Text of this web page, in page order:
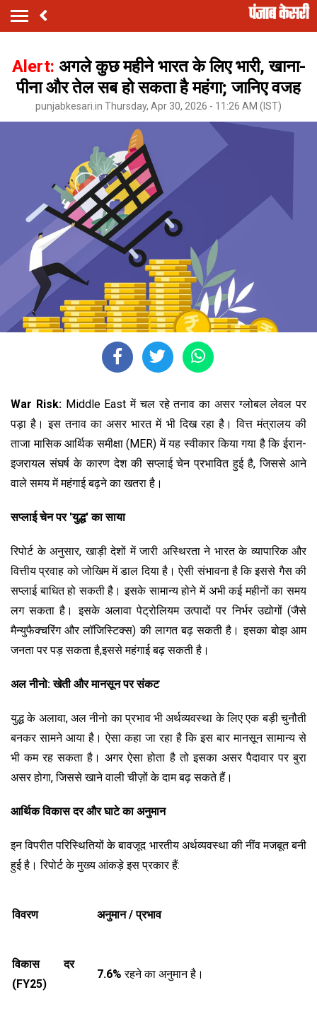
Alert: अगले कुछ महीने भारत के लिए भारी, खाना-
पीना और तेल सब हो सकता है महंगा; जानिए वजह
punjabkesari.in Thursday, Apr 30, 2026 - 11:26 AM (IST)
War Risk: Middle East में चल रहे तनाव का असर ग्लोबल लेवल पर
पड़ा है। इस तनाव का असर भारत में भी दिख रहा है। वित्त मंत्रालय की
ताजा मासिक आर्थिक समीक्षा (MER) में यह स्वीकार किया गया है कि ईरान-
इजरायल संघर्ष के कारण देश की सप्लाई चेन प्रभावित हुई है, जिससे आने
वाले समय में महंगाई बढ़ने का खतरा है।
सप्लाई चेन पर 'युद्ध' का साया
रिपोर्ट के अनुसार, खाड़ी देशों में जारी अस्थिरता ने भारत के व्यापारिक और
वित्तीय प्रवाह को जोखिम में डाल दिया है। ऐसी संभावना है कि इससे गैस की
सप्लाई बाधित हो सकती है। इसके सामान्य होने में अभी कई महीनों का समय
लग सकता है। इसके अलावा पेट्रोलियम उत्पादों पर निर्भर उद्योगों (जैसे
मैन्युफैक्चरिंग और लॉजिस्टिक्स) की लागत बढ़ सकती है। इसका बोझ आम
जनता पर पड़ सकता है,इससे महंगाई बढ़ सकती है।
अल नीनो: खेती और मानसून पर संकट
युद्ध के अलावा, अल नीनो का प्रभाव भी अर्थव्यवस्था के लिए एक बड़ी चुनौती
बनकर सामने आया है। ऐसा कहा जा रहा है कि इस बार मानसून सामान्य से
भी कम रह सकता है। अगर ऐसा होता है तो इसका असर पैदावार पर बुरा
असर होगा, जिससे खाने वाली चीज़ों के दाम बढ़ सकते हैं।
आर्थिक विकास दर और घाटे का अनुमान
इन विपरीत परिस्थितियों के बावजूद भारतीय अर्थव्यवस्था की नींव मजबूत बनी
हुई है। रिपोर्ट के मुख्य आंकड़े इस प्रकार हैं:
विवरण अनुमान / प्रभाव
विकास दर
(FY25)
7.6% रहने का अनुमान है।